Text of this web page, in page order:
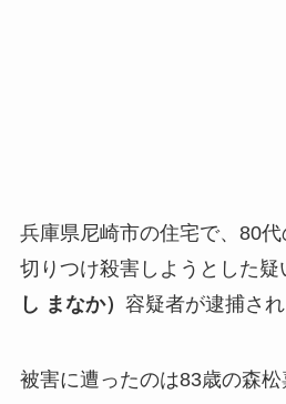
兵庫県尼崎市の住宅で、80
切りつけ殺害しようとした疑
し まなか） 容疑者が逮捕され
被害に遭ったのは83歳の森